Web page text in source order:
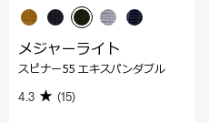
メジャーライト
スピナー55 エキスパンダブル
4.3 (15)